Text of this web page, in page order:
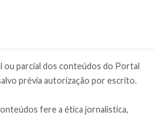
parcial dos conteúdos do Portal
prévia autorização por escrito.
fere a ética jornalística,